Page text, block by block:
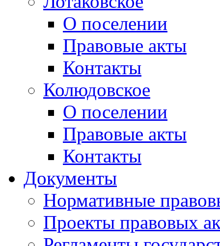
О поселении
Правовые акты
Контакты
Колюдовское
О поселении
Правовые акты
Контакты
Документы
Нормативные
Проекты правовых